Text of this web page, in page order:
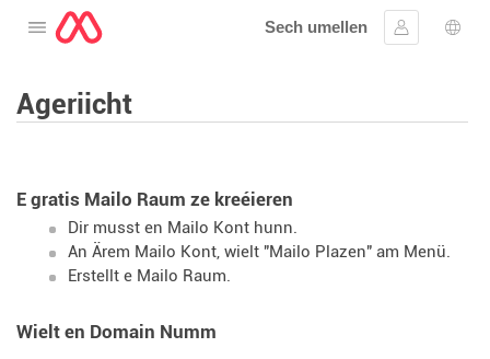
Oppen de Menü
Sech umellen
Umellen
Ageriicht
E gratis Mailo Raum ze kreéieren
Dir musst en Mailo Kont hunn.
An Ärem Mailo Kont, wielt "Mailo Plazen" am Menü.
Erstellt e Mailo Raum.
Wielt en Domain Numm